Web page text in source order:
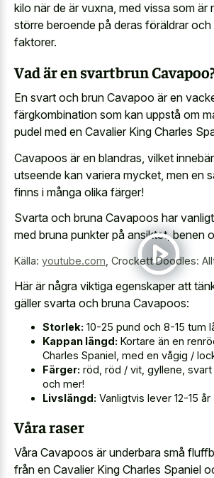
kilo när de är vuxna, med vissa som är
större beroende på deras föräldrar
faktorer.
Vad är en svartbrun
En svart och brun Cavapoo är en
färgkombination som kan uppstå om
pudel med en Cavalier King Charles
Cavapoos är en blandras, vilket
utseende kan variera mycket, men en
finns i många olika färger!
Svarta och bruna Cavapoos har
med bruna punkter på ansiktet, benen
Källa: youtube.com Crockett Doodles:
Här är några viktiga egenskaper att
gäller svarta och bruna Cavapoos:
Storlek: 10-25 pund och 8-15 tum
Kappan längd: Kortare än en
Charles Spaniel, med en vågig /
Färger: röd, röd / vit, gyllene, svart
och mer!
Livslängd: Vanligtvis lever 12-15 år
Våra raser
Våra Cavapoos är underbara små
från en Cavalier King Charles Spaniel